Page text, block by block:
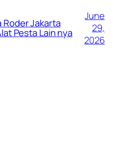
Roder Jakarta
Pesta Lain nya
June
29,
2026